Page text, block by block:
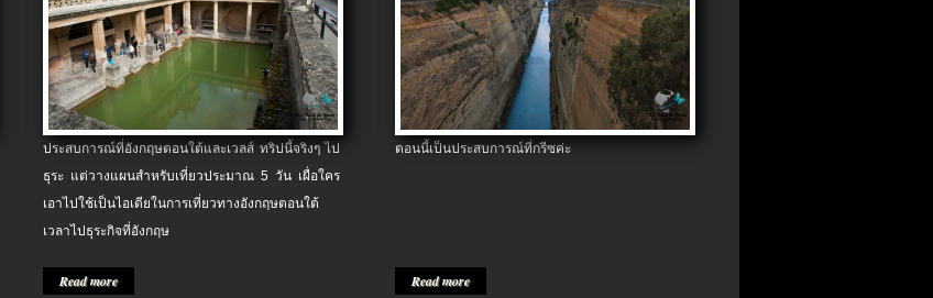
ประสบการณ์ที่อังกฤษตอนใต้และเวลส์ ทริปนี้จริงๆ ไป
ธุระ แต่วางแผนสำหรับเที่ยวประมาณ 5 วัน เผื่อใคร
เอาไปใช้เป็นไอเดียในการเที่ยวทางอังกฤษตอนใต้
เวลาไปธุระกิจที่อังกฤษ
Read more
ตอนนี้เป็นประสบการณ์ที่กรีซค่ะ
Read more